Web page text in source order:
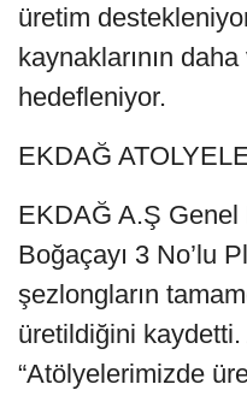
üretim
kaynaklarının
hedefleniyor.
EKDAĞ
EKDAĞ A.Ş Genel
Boğaçayı 3 No’lu
şezlongların
üretildiğini kaydetti.
“Atölyelerimizde